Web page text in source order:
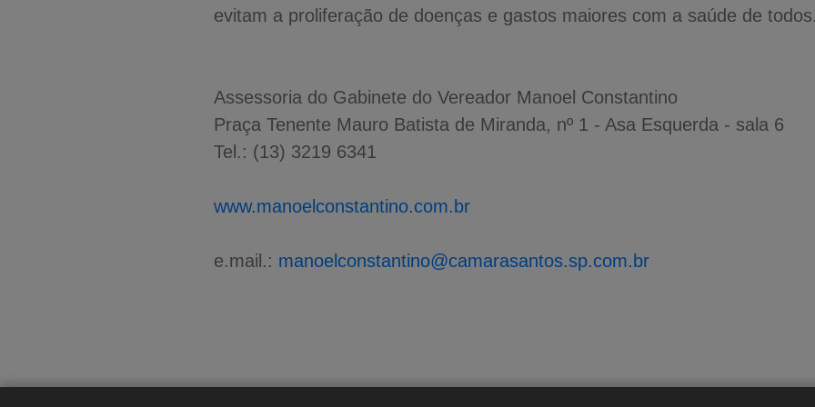
evitam a proliferação de doenças e gastos maiores com a saúde de todos.
Assessoria do Gabinete do Vereador Manoel Constantino
Praça Tenente Mauro Batista de Miranda, nº 1 - Asa Esquerda - sala 6
Tel.: (13) 3219 6341
www.manoelconstantino.com.br
e.mail.: manoelconstantino@camarasantos.sp.com.br